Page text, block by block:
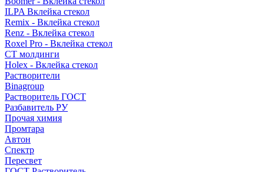
ILPA Вклейка стекол
Remix - Вклейка стекол
Renz - Вклейка стекол
Roxel Pro - Вклейка стекол
СТ молдинги
Holex - Вклейка стекол
Растворители
Binagroup
Растворитель ГОСТ
Разбавитель РУ
Прочая химия
Промтара
Автон
Спектр
Пересвет